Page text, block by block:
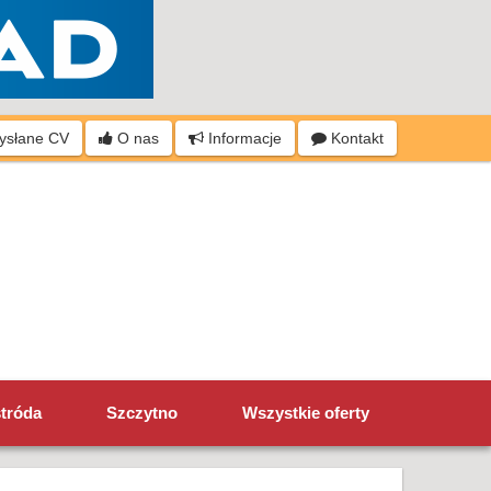
CV O nas Informacje Kontakt
Szczytno Wszystkie oferty